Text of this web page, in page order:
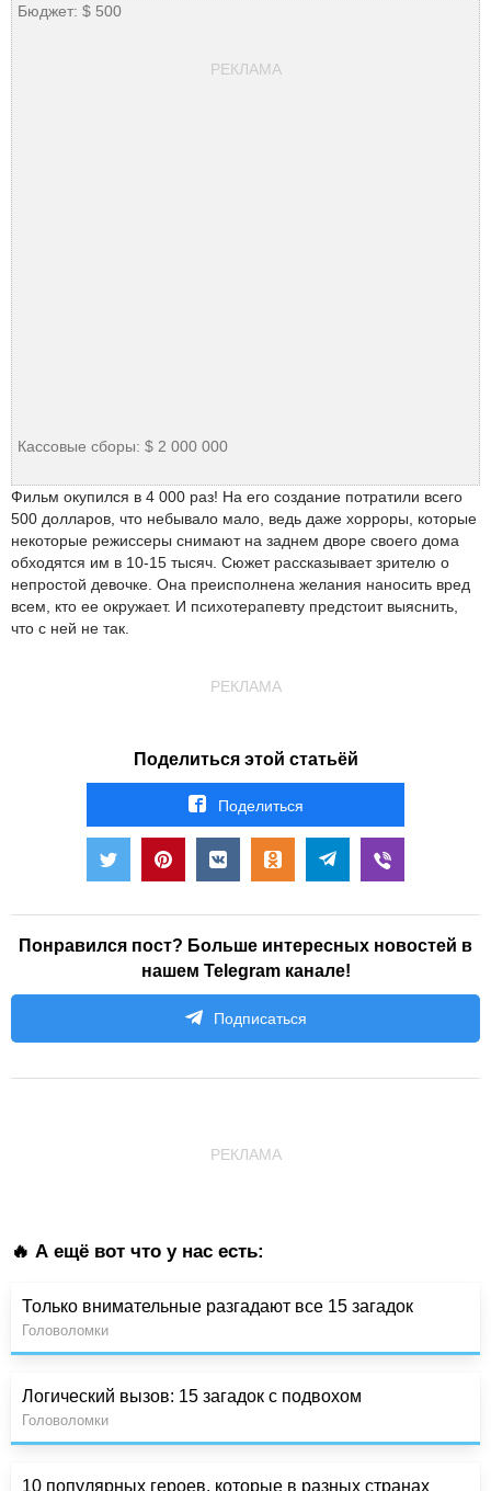
Бюджет: $ 500
РЕКЛАМА
Кассовые сборы: $ 2 000 000
Фильм окупился в 4 000 раз! На его создание потратили всего
500 долларов, что небывало мало, ведь даже хорроры, которые
некоторые режиссеры снимают на заднем дворе своего дома
обходятся им в 10-15 тысяч. Сюжет рассказывает зрителю о
непростой девочке. Она преисполнена желания наносить вред
всем, кто ее окружает. И психотерапевту предстоит выяснить,
что с ней не так.
РЕКЛАМА
Поделиться этой статьёй
Поделиться
Понравился пост? Больше интересных новостей в
нашем Telegram канале!
Подписаться
РЕКЛАМА
🔥 А ещё вот что у нас есть:
Только внимательные разгадают все 15 загадок
Головоломки
Логический вызов: 15 загадок с подвохом
Головоломки
10 популярных героев, которые в разных странах